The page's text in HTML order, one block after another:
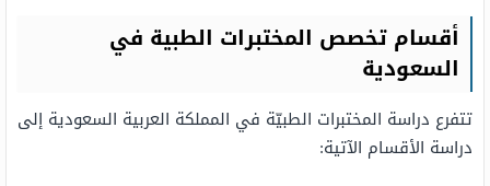
أقسام تخصص المختبرات الطبية في
السعودية
تتفرع دراسة المختبرات الطبيّة في المملكة العربية السعودية إلى
دراسة الأقسام الآتية: